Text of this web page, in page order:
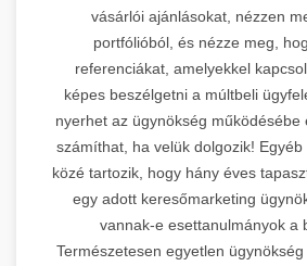
vásárlói ajánlásokat, nézzen
portfólióból, és nézze meg,
referenciákat, amelyekkel
képes beszélgetni a múltbeli
nyerhet az ügynökség működésébe
számíthat, ha velük dolgozik!
közé tartozik, hogy hány éves
egy adott keresőmarketing
vannak-e esettanulmányok a
Természetesen egyetlen